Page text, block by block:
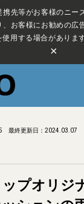
携先等がお客様のニー
、お客様にお勧めの広
用する場合があります
×
最終更新日：2024.03.07
ップオリジ